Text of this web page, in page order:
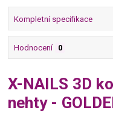
Kompletní specifikace
Hodnocení 0
X-NAILS 3D
nehty -